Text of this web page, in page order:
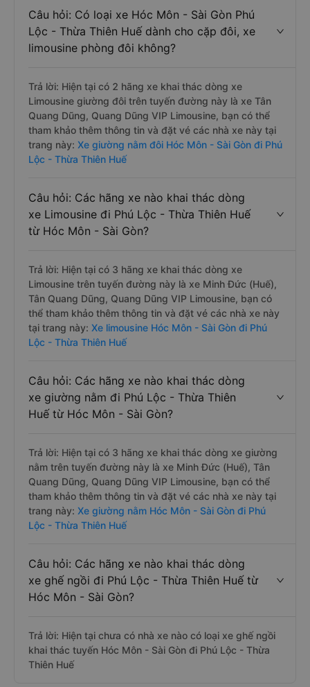
Câu hỏi: Có loại xe Hóc Môn - Sài Gòn Phú
Lộc - Thừa Thiên Huế dành cho cặp đôi, xe
limousine phòng đôi không?
Trả lời: Hiện tại có 2 hãng xe khai thác dòng xe
Limousine giường đôi trên tuyến đường này là xe Tân
Quang Dũng, Quang Dũng VIP Limousine, bạn có thể
tham khảo thêm thông tin và đặt vé các nhà xe này tại
trang này: Xe giường nằm đôi Hóc Môn - Sài Gòn đi Phú
Lộc - Thừa Thiên Huế
Câu hỏi: Các hãng xe nào khai thác dòng
xe Limousine đi Phú Lộc - Thừa Thiên Huế
từ Hóc Môn - Sài Gòn?
Trả lời: Hiện tại có 3 hãng xe khai thác dòng xe
Limousine trên tuyến đường này là xe Minh Đức (Huế),
Tân Quang Dũng, Quang Dũng VIP Limousine, bạn có
thể tham khảo thêm thông tin và đặt vé các nhà xe này
tại trang này: Xe limousine Hóc Môn - Sài Gòn đi Phú
Lộc - Thừa Thiên Huế
Câu hỏi: Các hãng xe nào khai thác dòng
xe giường nằm đi Phú Lộc - Thừa Thiên
Huế từ Hóc Môn - Sài Gòn?
Trả lời: Hiện tại có 3 hãng xe khai thác dòng xe giường
nằm trên tuyến đường này là xe Minh Đức (Huế), Tân
Quang Dũng, Quang Dũng VIP Limousine, bạn có thể
tham khảo thêm thông tin và đặt vé các nhà xe này tại
trang này: Xe giường nằm Hóc Môn - Sài Gòn đi Phú
Lộc - Thừa Thiên Huế
Câu hỏi: Các hãng xe nào khai thác dòng
xe ghế ngồi đi Phú Lộc - Thừa Thiên Huế từ
Hóc Môn - Sài Gòn?
Trả lời: Hiện tại chưa có nhà xe nào có loại xe ghế ngồi
khai thác tuyến Hóc Môn - Sài Gòn đi Phú Lộc - Thừa
Thiên Huế